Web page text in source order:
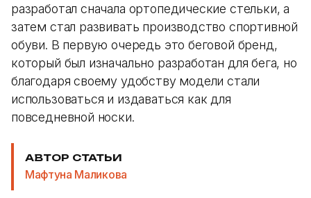
разработал сначала ортопедические стельки, а
затем стал развивать производство спортивной
обуви. В первую очередь это беговой бренд,
который был изначально разработан для бега, но
благодаря своему удобству модели стали
использоваться и издаваться как для
повседневной носки.
АВТОР СТАТЬИ
Мафтуна Маликова